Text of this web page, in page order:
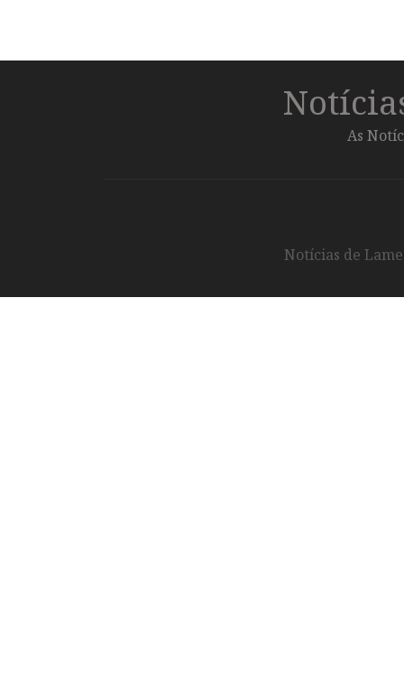
As
Notícias de